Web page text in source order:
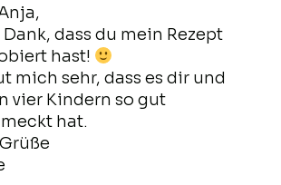
dass du mein Rezept
hast!
mich sehr, dass es dir und
vier Kindern so gut
hat.